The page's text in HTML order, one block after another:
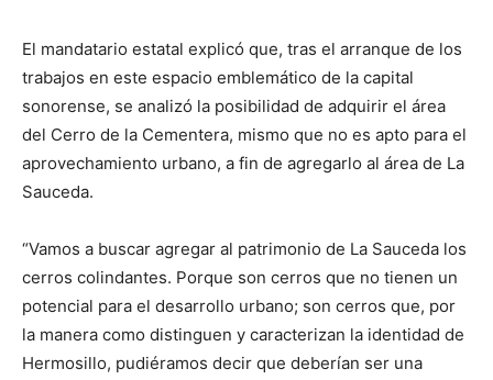
El mandatario estatal explicó que, tras el arranque de los
trabajos en este espacio emblemático de la capital
sonorense, se analizó la posibilidad de adquirir el área
del Cerro de la Cementera, mismo que no es apto para el
aprovechamiento urbano, a fin de agregarlo al área de La
Sauceda.
“Vamos a buscar agregar al patrimonio de La Sauceda los
cerros colindantes. Porque son cerros que no tienen un
potencial para el desarrollo urbano; son cerros que, por
la manera como distinguen y caracterizan la identidad de
Hermosillo, pudiéramos decir que deberían ser una